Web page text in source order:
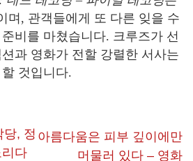
며, 관객들에게 또 다른 잊을 수
비를 마쳤습니다. 크루즈가 선
과 영화가 전할 강렬한 서사는
것입니다.
당, 정
다
아름다움은 피부 깊이에만
머물러 있다 – 영화